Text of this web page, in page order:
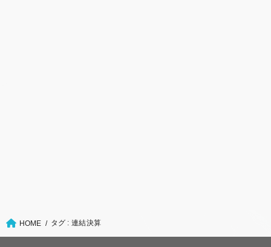
HOME タグ : 連結決算